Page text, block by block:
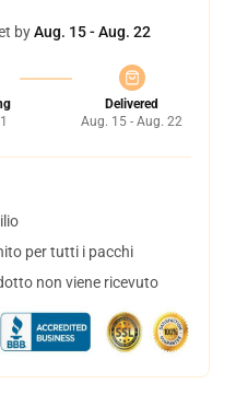
byAug. 15 - Aug. 22
Delivered
Aug. 15 - Aug. 22
per tutti i pacchi
non viene ricevuto